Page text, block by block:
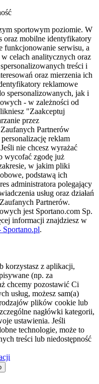
sportowym poziomie. W
oraz mobilne identyfikatory
funkcjonowanie serwisu, a
celach analitycznych oraz
treści i
oraz mierzenia ich
reklamowe
spersonalizowanych, jak i
- w zależności od
"Zaakceptuj
przez
Partnerów
reklam
nie chcesz wyrażać
wycofać zgodę już
w jakim pliki
podstawą ich
administratora polegający
usług oraz działań
Partnerów.
jest Sportano.com Sp.
informacji znajdziesz w
.
korzystasz z aplikacji,
(np. za
chcemy pozostawić Ci
usług, możesz sam(a)
plików cookie lub
nagłówki kategorii,
ustawienia. Jeśli
technologie, może to
treści lub niedostępność